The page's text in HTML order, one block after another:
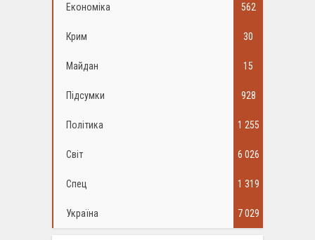
Економіка 562
Крим 30
Майдан 15
Підсумки 928
Політика 1 255
Світ 6 026
Спец 1 319
Україна 7 029